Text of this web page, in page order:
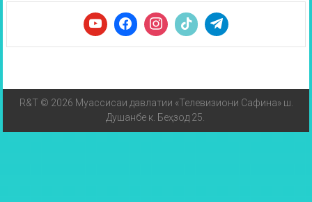
R&T © 2026 Муассисаи давлатии «Телевизиони Сафина» ш.
Душанбе к. Беҳзод 25.